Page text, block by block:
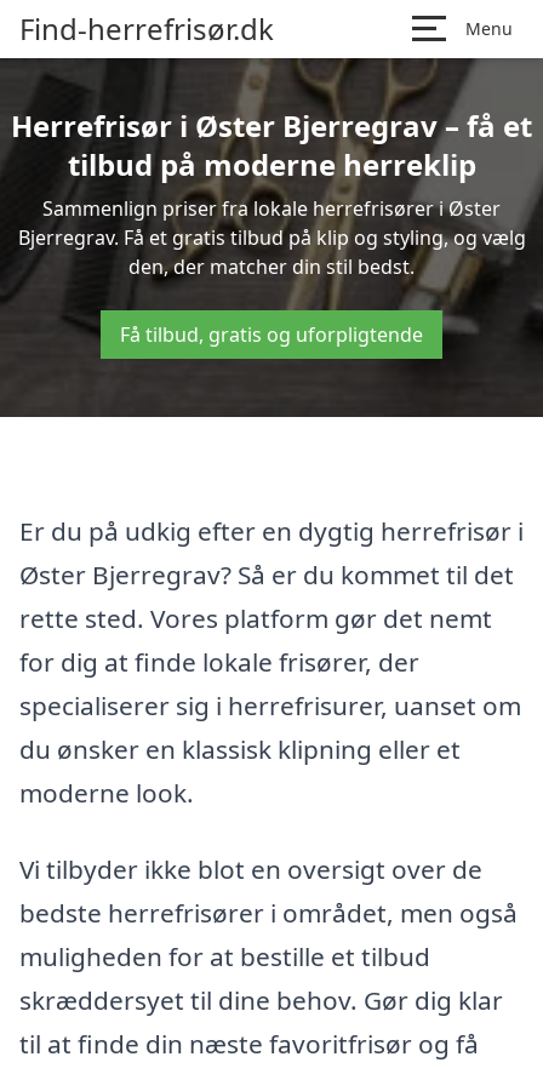
Find-herrefrisør.dk Menu
Herrefrisør i Øster Bjerregrav – få et
tilbud på moderne herreklip
Sammenlign priser fra lokale herrefrisører i Øster
Bjerregrav. Få et gratis tilbud på klip og styling, og vælg
den, der matcher din stil bedst.
Få tilbud, gratis og uforpligtende
Er du på udkig efter en dygtig herrefrisør i
Øster Bjerregrav? Så er du kommet til det
rette sted. Vores platform gør det nemt
for dig at finde lokale frisører, der
specialiserer sig i herrefrisurer, uanset om
du ønsker en klassisk klipning eller et
moderne look.
Vi tilbyder ikke blot en oversigt over de
bedste herrefrisører i området, men også
muligheden for at bestille et tilbud
skræddersyet til dine behov. Gør dig klar
til at finde din næste favoritfrisør og få